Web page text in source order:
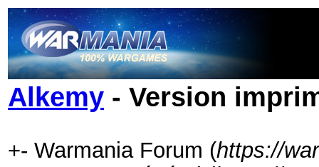
Alkemy - Version
+- Warmania Forum (https://